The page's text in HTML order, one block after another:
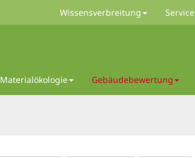
Wissensverbreitung Service
Materialökologie Gebäudebewertung